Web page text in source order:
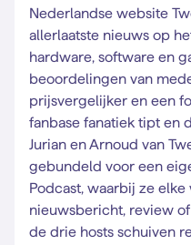
Nederlandse website
allerlaatste nieuws op
hardware, software en
beoordelingen van
prijsvergelijker en een
fanbase fanatiek tipt en
Jurian en Arnoud van
gebundeld voor een
Podcast, waarbij ze
nieuwsbericht, review
de drie hosts schuiven